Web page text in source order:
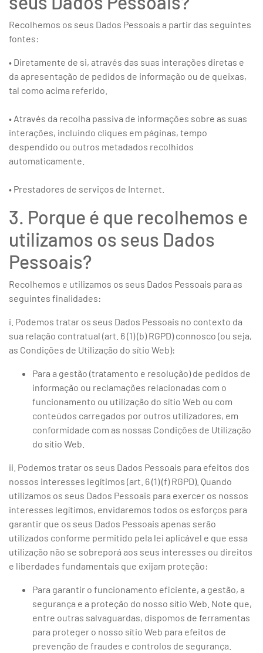
Recolhemos os seus Dados Pessoais a partir das seguintes
fontes:
• Diretamente de si, através das suas interações diretas e
da apresentação de pedidos de informação ou de queixas,
tal como acima referido.
• Através da recolha passiva de informações sobre as suas
interações, incluindo cliques em páginas, tempo
despendido ou outros metadados recolhidos
automaticamente.
• Prestadores de serviços de Internet.
3. Porque é que recolhemos e
utilizamos os seus Dados
Pessoais?
Recolhemos e utilizamos os seus Dados Pessoais para as
seguintes finalidades:
i. Podemos tratar os seus Dados Pessoais no contexto da
sua relação contratual (art. 6 (1) (b) RGPD) connosco (ou seja,
as Condições de Utilização do sítio Web):
Para a gestão (tratamento e resolução) de pedidos de
informação ou reclamações relacionadas com o
funcionamento ou utilização do sítio Web ou com
conteúdos carregados por outros utilizadores, em
conformidade com as nossas Condições de Utilização
do sítio Web.
ii. Podemos tratar os seus Dados Pessoais para efeitos dos
nossos interesses legítimos (art. 6 (1) (f) RGPD). Quando
utilizamos os seus Dados Pessoais para exercer os nossos
interesses legítimos, envidaremos todos os esforços para
garantir que os seus Dados Pessoais apenas serão
utilizados conforme permitido pela lei aplicável e que essa
utilização não se sobreporá aos seus interesses ou direitos
e liberdades fundamentais que exijam proteção:
Para garantir o funcionamento eficiente, a gestão, a
segurança e a proteção do nosso sítio Web. Note que,
entre outras salvaguardas, dispomos de ferramentas
para proteger o nosso sítio Web para efeitos de
prevenção de fraudes e controlos de segurança.